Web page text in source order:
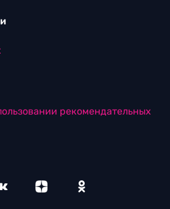
рекомендательных